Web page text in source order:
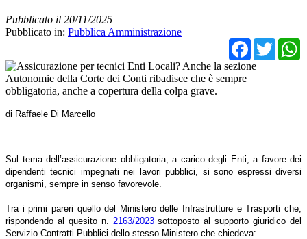
Pubblicato il 20/11/2025
Pubblicato in: Pubblica Amministrazione
di Raffaele Di Marcello
Sul tema dell’assicurazione obbligatoria, a carico degli Enti, a favore dei
dipendenti tecnici impegnati nei lavori pubblici, si sono espressi diversi
organismi, sempre in senso favorevole.
Tra i primi pareri quello del Ministero delle Infrastrutture e Trasporti che,
rispondendo al quesito n. 2163/2023sottoposto al supporto giuridico del
Servizio Contratti Pubblici dello stesso Ministero che chiedeva: